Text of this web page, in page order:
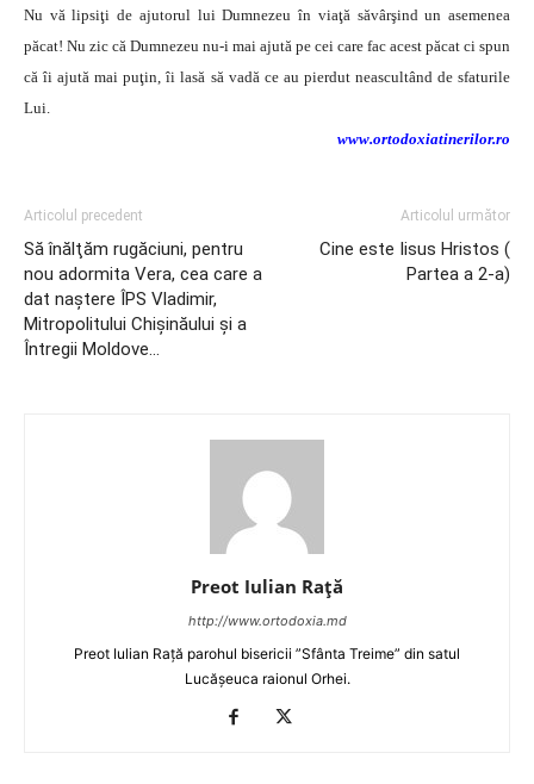
Nu vă lipsiţi de ajutorul lui Dumnezeu în viaţă săvârşind un asemenea
păcat! Nu zic că Dumnezeu nu-i mai ajută pe cei care fac acest păcat ci spun
că îi ajută mai puţin, îi lasă să vadă ce au pierdut neascultând de sfaturile
Lui.
www.ortodoxiatinerilor.ro
Articolul precedent
Să înălţăm rugăciuni, pentru
nou adormita Vera, cea care a
dat naştere ÎPS Vladimir,
Mitropolitului Chişinăului şi a
Întregii Moldove…
Articolul următor
Cine este Iisus Hristos (
Partea a 2-a)
Preot Iulian Raţă
http://www.ortodoxia.md
Preot Iulian Rață parohul bisericii ”Sfânta Treime” din satul
Lucășeuca raionul Orhei.